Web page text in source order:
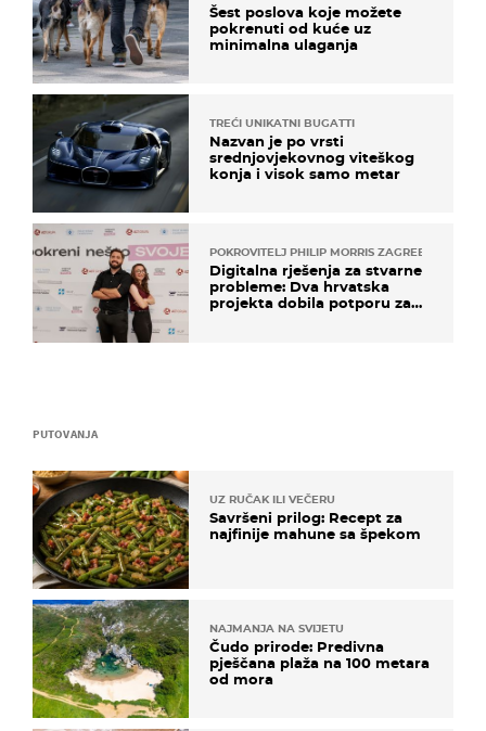
PUTOVANJA
UZ RUČAK ILI VEČERU
Savršeni prilog: Recept za
najfinije mahune sa špekom
NAJMANJA NA SVIJETU
Čudo prirode: Predivna
pješčana plaža na 100 metara
od mora
Šest poslova koje možete
pokrenuti od kuće uz
minimalna ulaganja
TREĆI UNIKATNI BUGATTI
Nazvan je po vrsti
srednjovjekovnog viteškog
konja i visok samo metar
POKROVITELJ PHILIP MORRIS ZAGREB
Digitalna rješenja za stvarne
probleme: Dva hrvatska
projekta dobila potporu za